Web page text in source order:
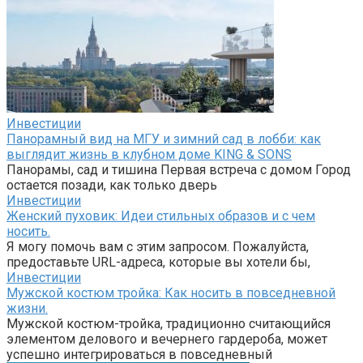
Инвестиции
Панорамный вид на МГУ и зимний сад в лобби: как
выглядит жизнь в клубном доме KING & SONS
Панорамы, сад и тишина Первая встреча с домом Город
остается позади, как только дверь
Инвестиции
Женский пуховик: Идеи стильных образов и с чем
носить.
Я могу помочь вам с этим запросом. Пожалуйста,
предоставьте URL-адреса, которые вы хотели бы,
Инвестиции
Мужской костюм тройка: Как носить в повседневной
жизни.
Мужской костюм-тройка, традиционно считающийся
элементом делового и вечернего гардероба, может
успешно интегрироваться в повседневный